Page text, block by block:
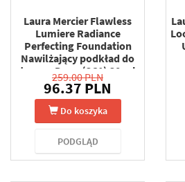
Laura Mercier Flawless
Lumiere Radiance
Perfecting Foundation
Nawilżający podkład do
twarzy Dune (3C1) 30 ml
259.00 PLN
96.37 PLN
Do koszyka
PODGLĄD